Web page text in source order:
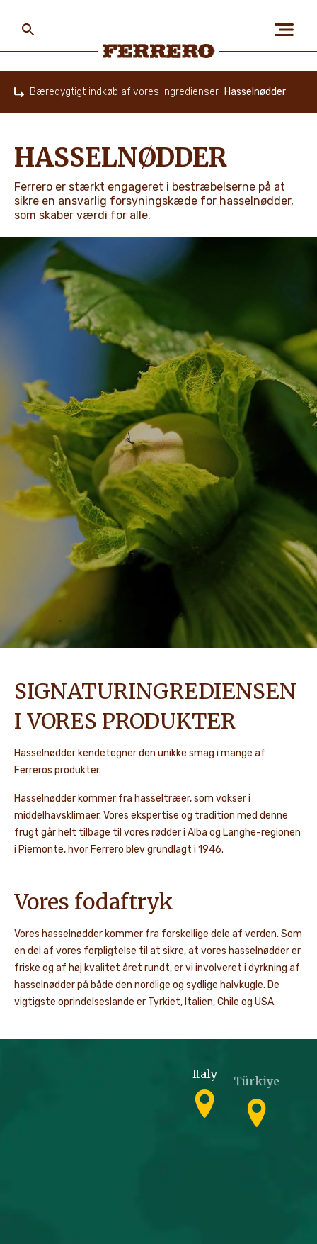
OM OS
MENNESKER OG MILJØ
KARRIERE
main
content
Bæredygtigt indkøb af vores ingredienser Hasselnødder
HASSELNØDDER
Ferrero er stærkt engageret i bestræbelserne på at
sikre en ansvarlig forsyningskæde for hasselnødder,
som skaber værdi for alle.
SIGNATURINGREDIENSEN
I VORES PRODUKTER
Hasselnødder kendetegner den unikke smag i mange af
Ferreros produkter.
Hasselnødder kommer fra hasseltræer, som vokser i
middelhavsklimaer. Vores ekspertise og tradition med denne
frugt går helt tilbage til vores rødder i Alba og Langhe-regionen
i Piemonte, hvor Ferrero blev grundlagt i 1946.
Vores fodaftryk
Vores hasselnødder kommer fra forskellige dele af verden. Som
en del af vores forpligtelse til at sikre, at vores hasselnødder er
friske og af høj kvalitet året rundt, er vi involveret i dyrkning af
hasselnødder på både den nordlige og sydlige halvkugle. De
vigtigste oprindelseslande er Tyrkiet, Italien, Chile og USA.
Italy
Türkiye